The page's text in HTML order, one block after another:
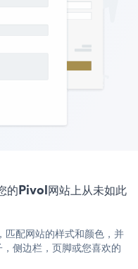
的Pivol网站上从未如此
配网站的样式和颜色，并
侧边栏，页脚或您喜欢的